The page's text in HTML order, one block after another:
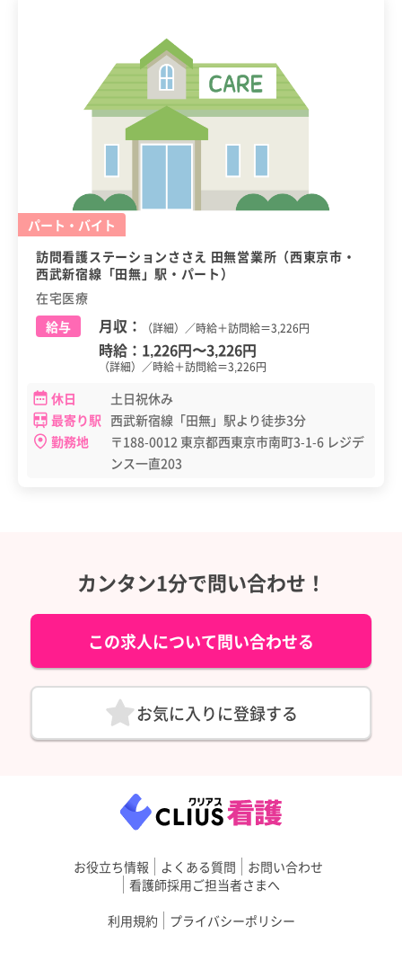
パート・バイト
訪問看護ステーションささえ 田無営業所（西東京市・
西武新宿線「田無」駅・パート）
在宅医療
給与
月収： （詳細）／時給＋訪問給＝3,226円
時給： 1,226円〜3,226円
（詳細）／時給＋訪問給＝3,226円
休日
土日祝休み
最寄り駅 西武新宿線「田無」駅より徒歩3分
勤務地
〒188-0012 東京都西東京市南町3-1-6 レジデ
ンス一直203
カンタン1分で問い合わせ！
この求人について問い合わせる
お気に入りに登録する
お役立ち情報 よくある質問
お問い合わせ
看護師採用ご担当者さまへ
利用規約
プライバシーポリシー